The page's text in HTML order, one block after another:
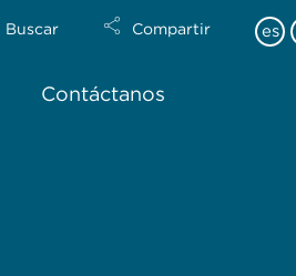
Contáctanos
Buscar Compartir es